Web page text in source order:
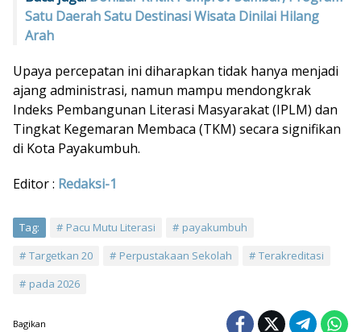
Satu Daerah Satu Destinasi Wisata Dinilai Hilang
Arah
Upaya percepatan ini diharapkan tidak hanya menjadi
ajang administrasi, namun mampu mendongkrak
Indeks Pembangunan Literasi Masyarakat (IPLM) dan
Tingkat Kegemaran Membaca (TKM) secara signifikan
di Kota Payakumbuh.
Editor : Redaksi-1
Tag: Pacu Mutu Literasi
payakumbuh
Targetkan 20
Perpustakaan Sekolah
Terakreditasi
pada 2026
Bagikan